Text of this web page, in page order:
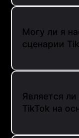
Могу ли я
сценарии
Является
TikTok на